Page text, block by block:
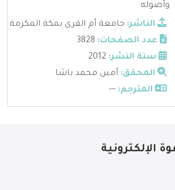
وأصوله
الناشر: جامعة أم القرى بمكة المكرمة
عدد الصفحات:
سنة النشر:
المحقق: أمين محمد باشا
المترجم: ---
الإلكترونية